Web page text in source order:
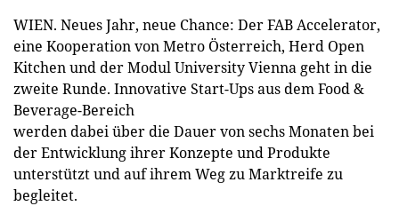
WIEN. Neues Jahr, neue Chance: Der FAB Accelerator,
eine Kooperation von Metro Österreich, Herd Open
Kitchen und der Modul University Vienna geht in die
zweite Runde. Innovative Start-Ups aus dem Food &
Beverage-Bereich
werden dabei über die Dauer von sechs Monaten bei
der Entwicklung ihrer Konzepte und Produkte
unterstützt und auf ihrem Weg zu Marktreife zu
begleitet.